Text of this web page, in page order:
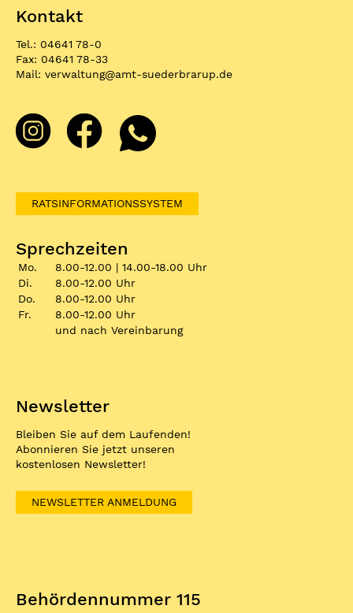
Kontakt
Tel.: 04641 78-0
Fax: 04641 78-33
Mail: verwaltung@amt-suederbrarup.de
RATSINFORMATIONSSYSTEM
Sprechzeiten
Mo.
8.00-12.00 | 14.00-18.00 Uhr
Di.
8.00-12.00 Uhr
Do.
8.00-12.00 Uhr
Fr.
8.00-12.00 Uhr
und nach Vereinbarung
Newsletter
Bleiben Sie auf dem Laufenden!
Abonnieren Sie jetzt unseren
kostenlosen Newsletter!
NEWSLETTER ANMELDUNG
Behördennummer 115